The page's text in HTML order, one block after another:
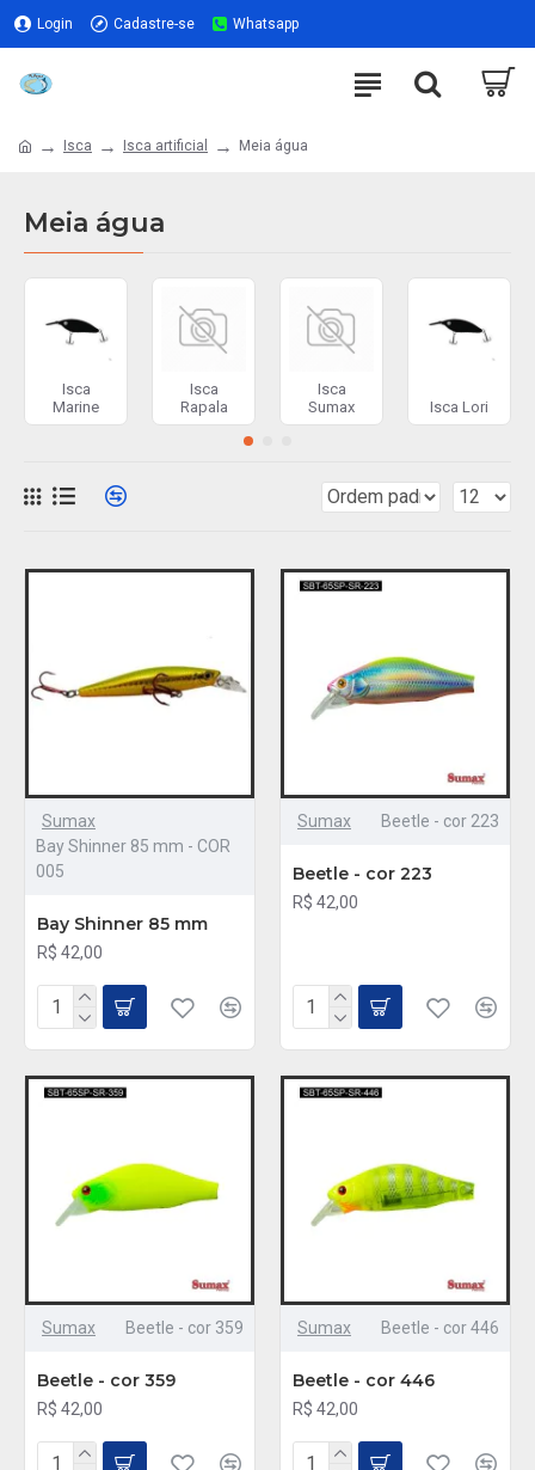
Login Cadastre-se Whatsapp
Isca Isca artificial Meia água
Meia água
Isca
Marine
Isca
Rapala
Isca
Sumax
Isca Lori
Sumax
Bay Shinner 85 mm - COR
005
Bay Shinner 85 mm
R$ 42,00
Sumax Beetle - cor 223
Beetle - cor 223
R$ 42,00
Sumax Beetle - cor 359
Beetle - cor 359
R$ 42,00
Sumax Beetle - cor 446
Beetle - cor 446
R$ 42,00